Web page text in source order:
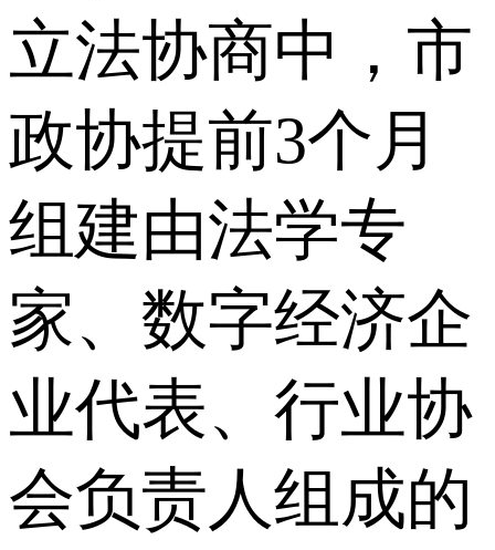
立法协商中，市
政协提前3个月
组建由法学专
家、数字经济企
业代表、行业协
会负责人组成的